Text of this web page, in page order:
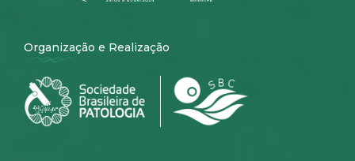
Organização e Realização